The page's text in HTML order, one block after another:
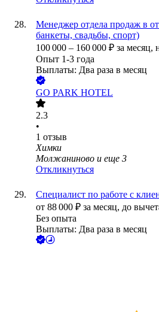
Менеджер отдела продаж в
банкеты, свадьбы, спорт)
100 000 – 160 000 ₽ за месяц,
Опыт 1-3 года
Выплаты: Два раза в месяц
GO PARK HOTEL
2.3
•
1 отзыв
Химки
Молжаниново и еще 3
Откликнуться
Специалист по работе с
от 88 000 ₽ за месяц, до
Без опыта
Выплаты: Два раза в месяц